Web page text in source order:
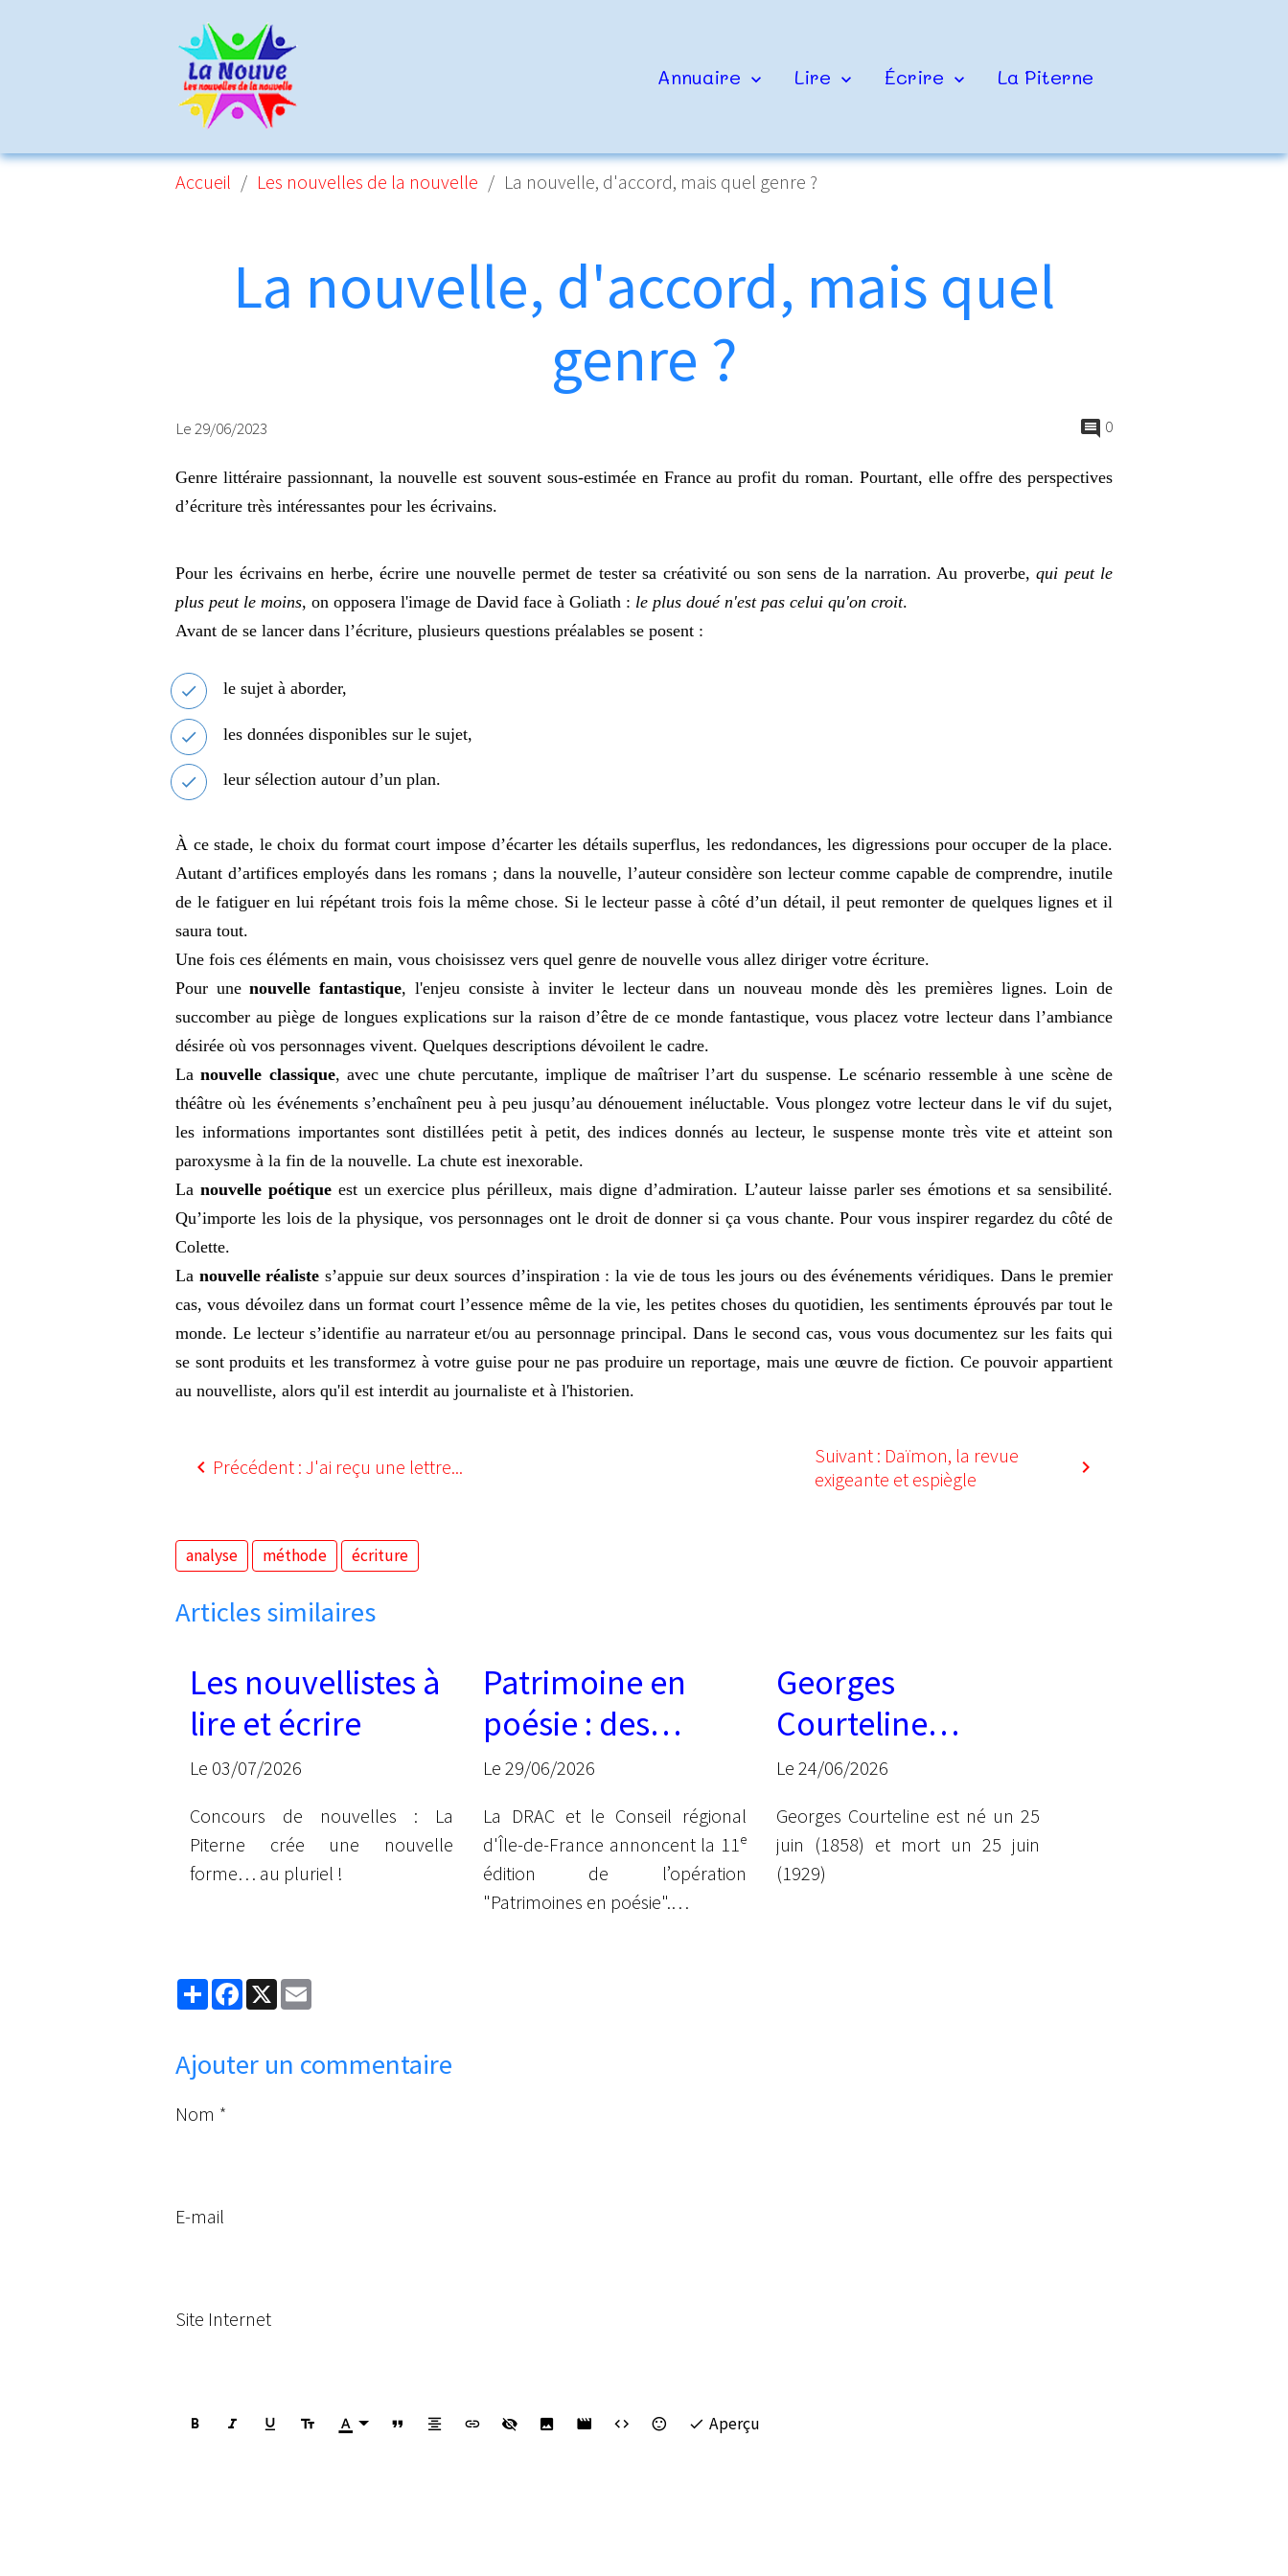
Annuaire Lire Écrire La Piterne
Accueil Les nouvelles de la nouvelle La nouvelle, d'accord, mais quel genre ?
La nouvelle, d'accord, mais quel
genre ?
Le 29/06/2023 0
Genre littéraire passionnant, la nouvelle est souvent sous-estimée en France au profit du roman. Pourtant, elle offre des perspectives
d’écriture très intéressantes pour les écrivains.
Pour les écrivains en herbe, écrire une nouvelle permet de tester sa créativité ou son sens de la narration. Au proverbe,qui peut le
plus peut le moins, on opposera l'image de David face à Goliath : le plus doué n'est pas celui qu'on croit.
Avant de se lancer dans l’écriture, plusieurs questions préalables se posent :
le sujet à aborder,
les données disponibles sur le sujet,
leur sélection autour d’un plan.
À ce stade, le choix du format court impose d’écarter les détails superflus, les redondances, les digressions pour occuper de la place.
Autant d’artifices employés dans les romans ; dans la nouvelle, l’auteur considère son lecteur comme capable de comprendre, inutile
de le fatiguer en lui répétant trois fois la même chose. Si le lecteur passe à côté d’un détail, il peut remonter de quelques lignes et il
saura tout.
Une fois ces éléments en main, vous choisissez vers quel genre de nouvelle vous allez diriger votre écriture.
Pour unenouvelle fantastique, l'enjeu consiste à inviter le lecteur dans un nouveau monde dès les premières lignes. Loin de
succomber au piège de longues explications sur la raison d’être de ce monde fantastique, vous placez votre lecteur dans l’ambiance
désirée où vos personnages vivent. Quelques descriptions dévoilent le cadre.
Lanouvelle classique, avec une chute percutante, implique de maîtriser l’art du suspense. Le scénario ressemble à une scène de
théâtre où les événements s’enchaînent peu à peu jusqu’au dénouement inéluctable. Vous plongez votre lecteur dans le vif du sujet,
les informations importantes sont distillées petit à petit, des indices donnés au lecteur, le suspense monte très vite et atteint son
paroxysme à la fin de la nouvelle. La chute est inexorable.
La nouvelle poétiqueest un exercice plus périlleux, mais digne d’admiration. L’auteur laisse parler ses émotions et sa sensibilité.
Qu’importe les lois de la physique, vos personnages ont le droit de donner si ça vous chante. Pour vous inspirer regardez du côté de
Colette.
La nouvelle réaliste s’appuie sur deux sources d’inspiration : la vie de tous les jours ou des événements véridiques. Dans le premier
cas, vous dévoilez dans un format court l’essence même de la vie, les petites choses du quotidien, les sentiments éprouvés par tout le
monde. Le lecteur s’identifie au narrateur et/ou au personnage principal. Dans le second cas, vous vous documentez sur les faits qui
se sont produits et les transformez à votre guise pour ne pas produire un reportage, mais une œuvre de fiction. Ce pouvoir appartient
au nouvelliste, alors qu'il est interdit au journaliste et à l'historien.
Précédent : J'ai reçu une lettre...
Suivant : Daïmon, la revue
exigeante et espiègle
analyse méthode écriture
Articles similaires
Les nouvellistes à
lire et écrire
Le 03/07/2026
Concours de nouvelles : La
Piterne crée une nouvelle
forme… au pluriel !
Patrimoine en
poésie : des
ateliers pour les
jeunes
Le 29/06/2026
La DRAC et le Conseil régional
d'Île-de-France annoncent la 11ᵉ
édition de l’opération
"Patrimoines en poésie".
Georges
Courteline
synonyme de 25
juin
Le 24/06/2026
Georges Courteline est né un 25
juin (1858) et mort un 25 juin
(1929)
PartagerFacebook
X
Ajouter un commentaire
Nom
E-mail
Site Internet
Aperçu